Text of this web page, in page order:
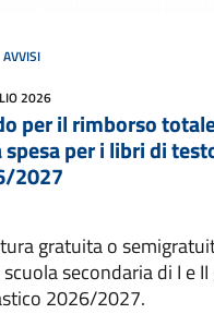
AVVISI
2026
per il rimborso
per i libri di
2027
gratuita o
secondaria di I e
2026/2027.